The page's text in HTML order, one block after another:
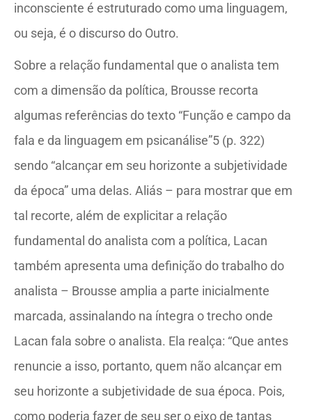
inconsciente é estruturado como uma linguagem,
ou seja, é o discurso do Outro.
Sobre a relação fundamental que o analista tem
com a dimensão da política, Brousse recorta
algumas referências do texto “Função e campo da
fala e da linguagem em psicanálise”5 (p. 322)
sendo “alcançar em seu horizonte a subjetividade
da época” uma delas. Aliás – para mostrar que em
tal recorte, além de explicitar a relação
fundamental do analista com a política, Lacan
também apresenta uma definição do trabalho do
analista – Brousse amplia a parte inicialmente
marcada, assinalando na íntegra o trecho onde
Lacan fala sobre o analista. Ela realça: “Que antes
renuncie a isso, portanto, quem não alcançar em
seu horizonte a subjetividade de sua época. Pois,
como poderia fazer de seu ser o eixo de tantas